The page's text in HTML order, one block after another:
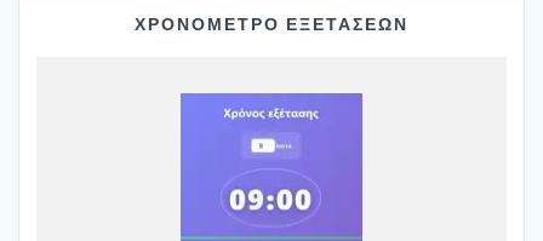
ΧΡΟΝΟΜΕΤΡΟ ΕΞΕΤΑΣΕΩΝ